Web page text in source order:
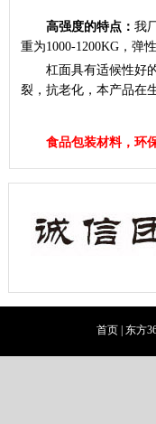
高强度的特点： 我
重为1000-1200KG，弹
杠面具有适候性好的
裂，抗老化，本产品在
食品包装材料，环保
首页| 东方